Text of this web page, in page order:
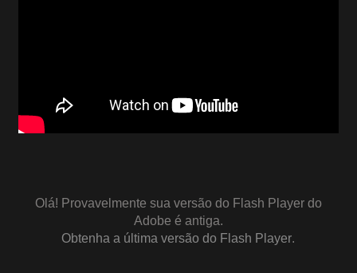
Olá! Provavelmente sua versão do Flash Player do
Adobe é antiga.
Obtenha a última versão do Flash Player.